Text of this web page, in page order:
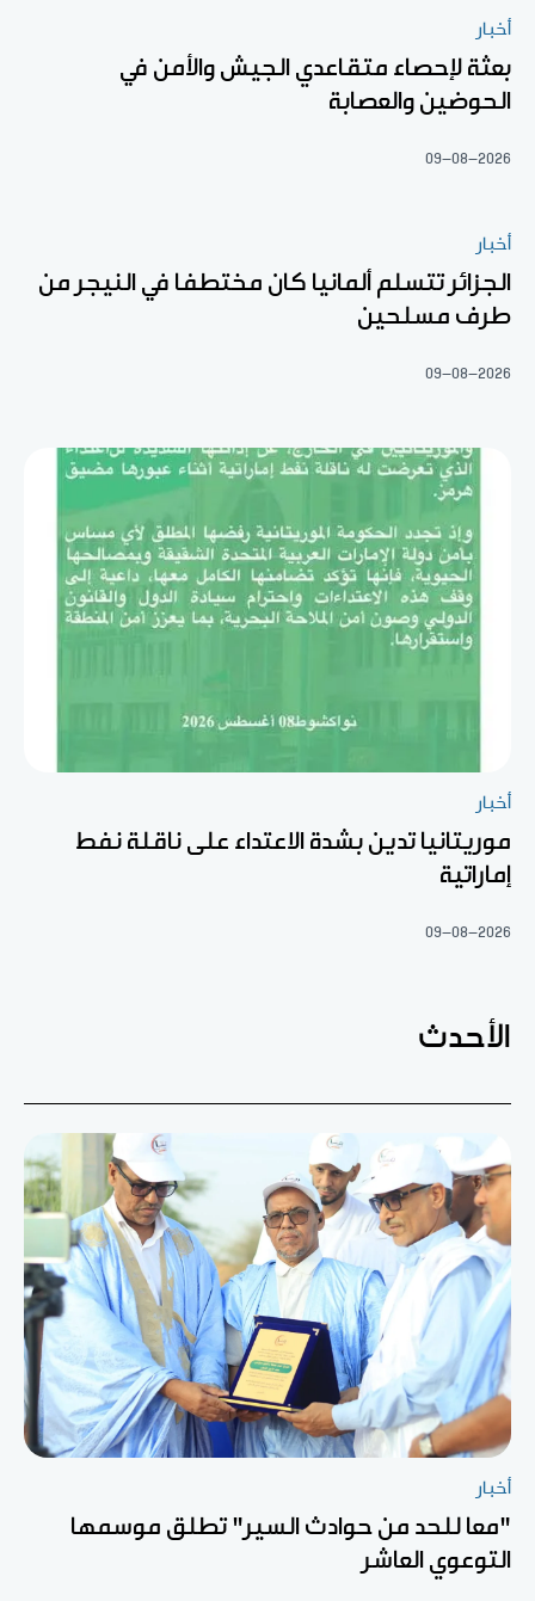
أخبار
بعثة لإحصاء متقاعدي الجيش والأمن في
الحوضين والعصابة
09-08-2026
أخبار
الجزائر تتسلم ألمانيا كان مختطفا في النيجر من
طرف مسلحين
09-08-2026
أخبار
موريتانيا تدين بشدة الاعتداء على ناقلة نفط
إماراتية
09-08-2026
الأحدث
أخبار
"معا للحد من حوادث السير" تطلق موسمها
التوعوي العاشر